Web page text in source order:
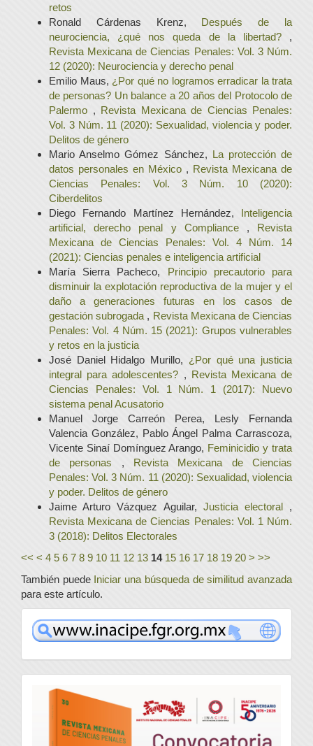
retos
Ronald Cárdenas Krenz, Después de la
neurociencia, ¿qué nos queda de la libertad? ,
Revista Mexicana de Ciencias Penales: Vol. 3 Núm.
12 (2020): Neurociencia y derecho penal
Emilio Maus, ¿Por qué no logramos erradicar la trata
de personas? Un balance a 20 años del Protocolo de
Palermo , Revista Mexicana de Ciencias Penales:
Vol. 3 Núm. 11 (2020): Sexualidad, violencia y poder.
Delitos de género
Mario Anselmo Gómez Sánchez, La protección de
datos personales en México , Revista Mexicana de
Ciencias Penales: Vol. 3 Núm. 10 (2020):
Ciberdelitos
Diego Fernando Martínez Hernández, Inteligencia
artificial, derecho penal y Compliance , Revista
Mexicana de Ciencias Penales: Vol. 4 Núm. 14
(2021): Ciencias penales e inteligencia artificial
María Sierra Pacheco, Principio precautorio para
disminuir la explotación reproductiva de la mujer y el
daño a generaciones futuras en los casos de
gestación subrogada , Revista Mexicana de Ciencias
Penales: Vol. 4 Núm. 15 (2021): Grupos vulnerables
y retos en la justicia
José Daniel Hidalgo Murillo, ¿Por qué una justicia
integral para adolescentes? , Revista Mexicana de
Ciencias Penales: Vol. 1 Núm. 1 (2017): Nuevo
sistema penal Acusatorio
Manuel Jorge Carreón Perea, Lesly Fernanda
Valencia González, Pablo Ángel Palma Carrascoza,
Vicente Sinaí Domínguez Arango, Feminicidio y trata
de personas , Revista Mexicana de Ciencias
Penales: Vol. 3 Núm. 11 (2020): Sexualidad, violencia
y poder. Delitos de género
Jaime Arturo Vázquez Aguilar, Justicia electoral ,
Revista Mexicana de Ciencias Penales: Vol. 1 Núm.
3 (2018): Delitos Electorales
<< < 4 5 6 7 8 9 10 11 12 13 14 15 16 17 18 19 20 > >>
También puede Iniciar una búsqueda de similitud avanzada
para este artículo.
www
convocatoria